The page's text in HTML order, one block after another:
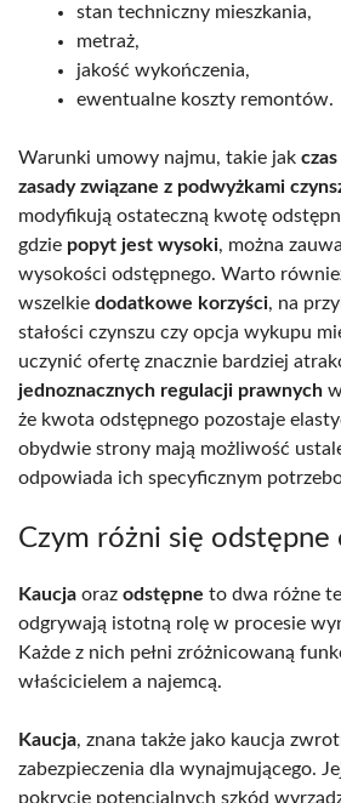
stan techniczny mieszkania,
metraż,
jakość wykończenia,
ewentualne koszty remontów.
Warunki umowy najmu, takie jak
zasady związane z podwyżkami
modyfikują ostateczną kwotę
gdzie popyt jest wysoki, można
wysokości odstępnego. Warto
wszelkie dodatkowe korzyści, na
stałości czynszu czy opcja wykupu
uczynić ofertę znacznie bardziej
jednoznacznych regulacji prawnych
że kwota odstępnego pozostaje
obydwie strony mają możliwość
odpowiada ich specyficznym
Czym różni się odstępne
Kaucja oraz odstępne to dwa różne
odgrywają istotną rolę w procesie
Każde z nich pełni zróżnicowaną
właścicielem a najemcą.
Kaucja, znana także jako kaucja
zabezpieczenia dla wynajmującego.
pokrycie potencjalnych szkód